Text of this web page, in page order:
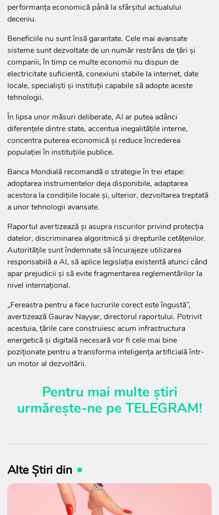
performanța economică până la sfârșitul actualului
deceniu.
Beneficiile nu sunt însă garantate. Cele mai avansate
sisteme sunt dezvoltate de un număr restrâns de țări și
companii, în timp ce multe economii nu dispun de
electricitate suficientă, conexiuni stabile la internet, date
locale, specialiști și instituții capabile să adopte aceste
tehnologii.
În lipsa unor măsuri deliberate, AI ar putea adânci
diferențele dintre state, accentua inegalitățile interne,
concentra puterea economică și reduce încrederea
populației în instituțiile publice.
Banca Mondială recomandă o strategie în trei etape:
adoptarea instrumentelor deja disponibile, adaptarea
acestora la condițiile locale și, ulterior, dezvoltarea treptată
a unor tehnologii avansate.
Raportul avertizează și asupra riscurilor privind protecția
datelor, discriminarea algoritmică și drepturile cetățenilor.
Autoritățile sunt îndemnate să încurajeze utilizarea
responsabilă a AI, să aplice legislația existentă atunci când
apar prejudicii și să evite fragmentarea reglementărilor la
nivel internațional.
„Fereastra pentru a face lucrurile corect este îngustă”,
avertizează Gaurav Nayyar, directorul raportului. Potrivit
acestuia, țările care construiesc acum infrastructura
energetică și digitală necesară vor fi cele mai bine
poziționate pentru a transforma inteligența artificială într-
un motor al dezvoltării.
Pentru mai multe știri
urmărește-ne pe TELEGRAM!
Alte Știri din